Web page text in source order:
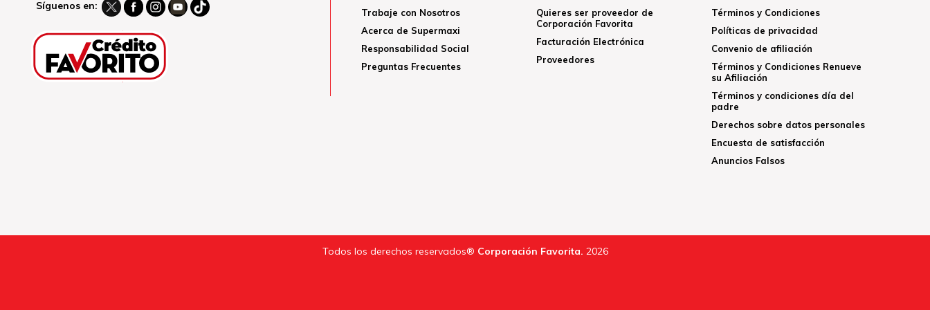
Síguenos en:
Trabaje con Nosotros
Acerca de Supermaxi
Responsabilidad Social
Preguntas Frecuentes
Quieres ser proveedor de
Corporación Favorita
Facturación Electrónica
Proveedores
Términos y Condiciones
Políticas de privacidad
Convenio de afiliación
Términos y Condiciones Renueve
su Afiliación
Términos y condiciones día del
padre
Derechos sobre datos personales
Encuesta de satisfacción
Anuncios Falsos
Todos los derechos reservados® Corporación Favorita. 2026